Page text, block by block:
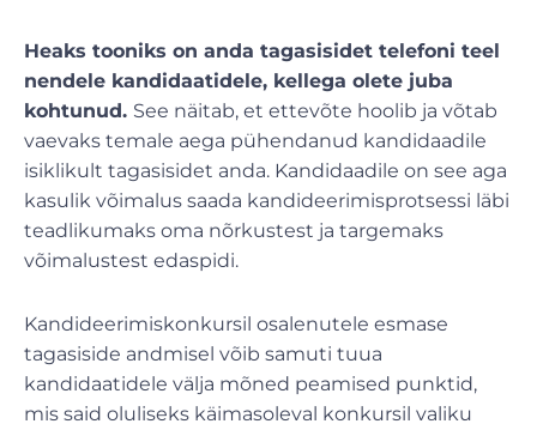
Heaks tooniks on anda tagasisidet telefoni teel
nendele kandidaatidele, kellega olete juba
kohtunud. See näitab, et ettevõte hoolib ja võtab
vaevaks temale aega pühendanud kandidaadile
isiklikult tagasisidet anda. Kandidaadile on see aga
kasulik võimalus saada kandideerimisprotsessi läbi
teadlikumaks oma nõrkustest ja targemaks
võimalustest edaspidi.
Kandideerimiskonkursil osalenutele esmase
tagasiside andmisel võib samuti tuua
kandidaatidele välja mõned peamised punktid,
mis said oluliseks käimasoleval konkursil valiku